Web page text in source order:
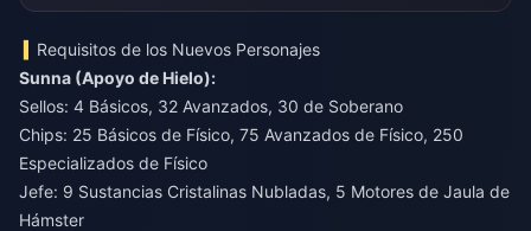
Requisitos de los Nuevos Personajes
Sunna (Apoyo de Hielo):
Sellos: 4 Básicos, 32 Avanzados, 30 de Soberano
Chips: 25 Básicos de Físico, 75 Avanzados de Físico, 250
Especializados de Físico
Jefe: 9 Sustancias Cristalinas Nubladas, 5 Motores de Jaula de
Hámster